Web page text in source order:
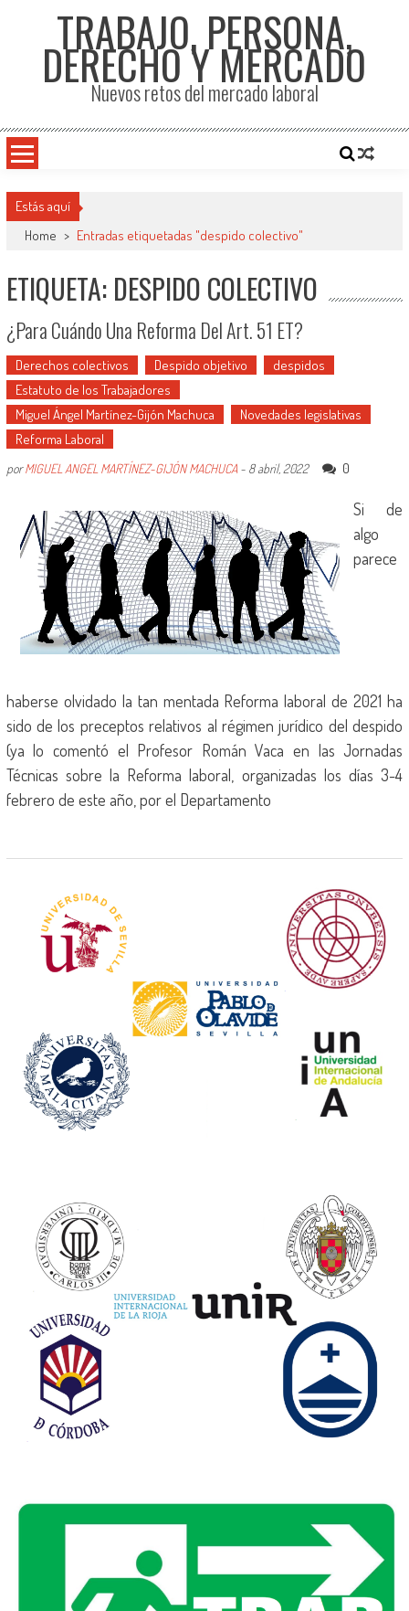
TRABAJO, PERSONA,
DERECHO Y MERCADO
Nuevos retos del mercado laboral
Estás aquí
Home > Entradas etiquetadas "despido colectivo"
ETIQUETA: DESPIDO COLECTIVO
¿Para Cuándo Una Reforma Del Art. 51 ET?
Derechos colectivos Despido objetivo
despidos
Estatuto de los Trabajadores
Miguel Ángel Martínez-Gijón Machuca
Novedades legislativas
Reforma Laboral
porMIGUEL ANGEL MARTÍNEZ-GIJÓN MACHUCA- 8 abril, 2022 0
Si de
algo
parece
haberse olvidado la tan mentada Reforma laboral de 2021 ha
sido de los preceptos relativos al régimen jurídico del despido
(ya lo comentó el Profesor Román Vaca en las Jornadas
Técnicas sobre la Reforma laboral, organizadas los días 3-4
febrero de este año, por el Departamento